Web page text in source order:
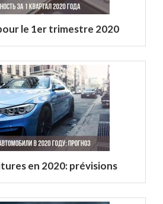
le 1er trimestre 2020
en 2020: prévisions